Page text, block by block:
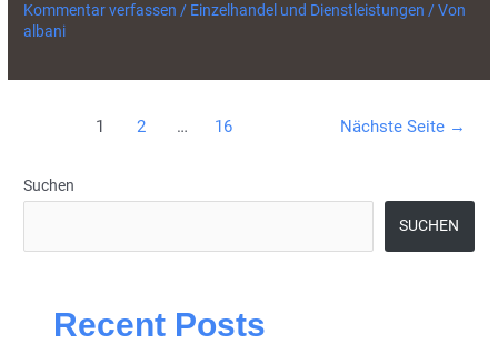
Kommentar verfassen / Einzelhandel und Dienstleistungen / Von
albani
Beitragsnavigation
1 2 … 16 Nächste Seite →
Suchen
SUCHEN
Recent Posts